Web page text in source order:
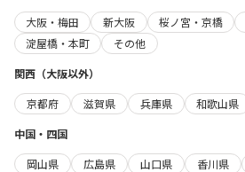
大阪・梅田
新大阪 桜ノ宮・京橋
淀屋橋・本町
その他
関西（大阪以外）
京都府
滋賀県 兵庫県
和歌山県
中国・四国
岡山県
広島県 山口県 香川県